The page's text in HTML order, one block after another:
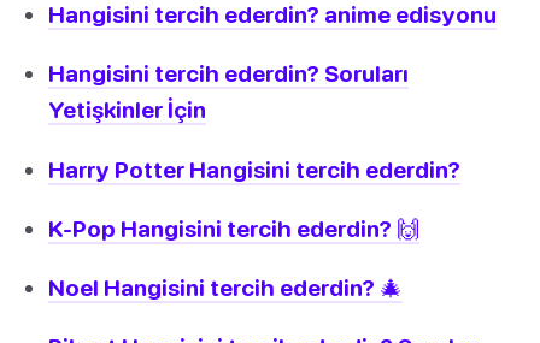
Hangisini tercih ederdin? anime edisyonu
Hangisini tercih ederdin? Soruları
Yetişkinler İçin
Harry Potter Hangisini tercih ederdin?
K-Pop Hangisini tercih ederdin? 🙌
Noel Hangisini tercih ederdin? 🎄